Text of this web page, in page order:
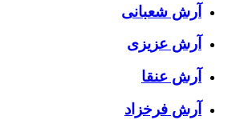
آرش شعبانی
آرش عزیزی
آرش عنقا
آرش فرخزاد